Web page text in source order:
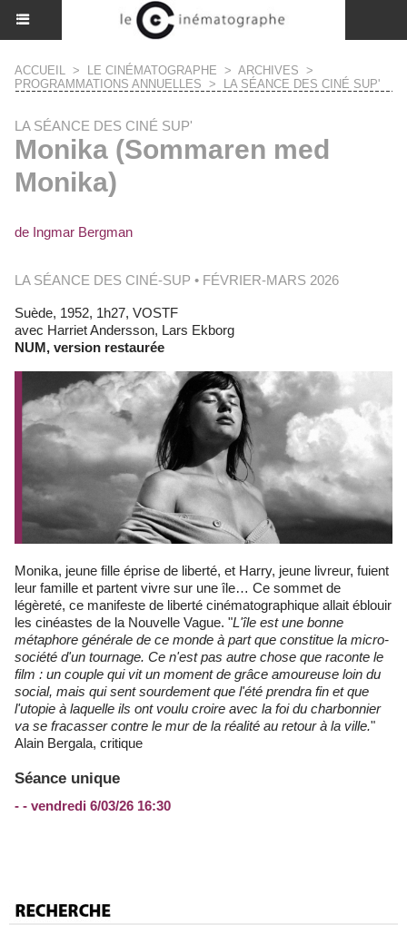
ACCUEIL > LE CINÉMATOGRAPHE > ARCHIVES >
PROGRAMMATIONS ANNUELLES > LA SÉANCE DES CINÉ SUP'
LA SÉANCE DES CINÉ SUP'
Monika (Sommaren med
Monika)
de Ingmar Bergman
LA SÉANCE DES CINÉ-SUP • FÉVRIER-MARS 2026
Suède, 1952, 1h27, VOSTF
avec Harriet Andersson, Lars Ekborg
NUM, version restaurée
Monika, jeune fille éprise de liberté, et Harry, jeune livreur, fuient
leur famille et partent vivre sur une île… Ce sommet de
légèreté, ce manifeste de liberté cinématographique allait éblouir
les cinéastes de la Nouvelle Vague. "L'île est une bonne
métaphore générale de ce monde à part que constitue la micro-
société d'un tournage. Ce n'est pas autre chose que raconte le
film : un couple qui vit un moment de grâce amoureuse loin du
social, mais qui sent sourdement que l'été prendra fin et que
l'utopie à laquelle ils ont voulu croire avec la foi du charbonnier
va se fracasser contre le mur de la réalité au retour à la ville."
Alain Bergala, critique
Séance unique
- - vendredi 6/03/26 16:30